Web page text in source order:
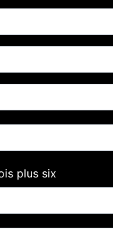
plus six